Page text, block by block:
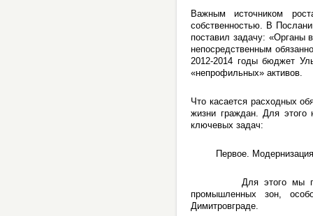
Важным источником
собственностью. В
поставил задачу: «Органы
непосредственным
2012-2014 годы бюджет
«непрофильных» активов.
Что касается расходных
жизни граждан. Для этого
ключевых задач:
Первое. Модернизация
Для этого мы
промышленных зон,
Димитровграде.